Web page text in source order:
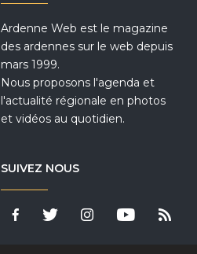
Ardenne Web est le magazine
des ardennes sur le web depuis
mars 1999.
Nous proposons l'agenda et
l'actualité régionale en photos
et vidéos au quotidien.
SUIVEZ NOUS